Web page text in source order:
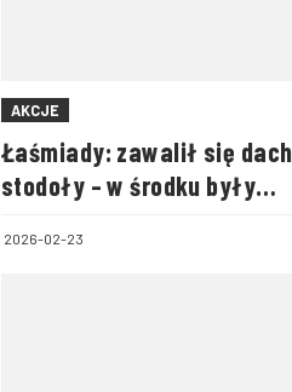
AKCJE
Łaśmiady: zawalił się dach
stodoły – w środku były
2026-02-23